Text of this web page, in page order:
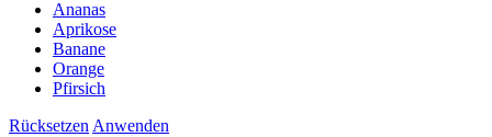
Ananas
Aprikose
Banane
Orange
Pfirsich
Rücksetzen Anwenden